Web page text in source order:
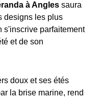
à Angles saura
designs les plus
s'inscrive parfaitement
et de son
doux et ses étés
la brise marine, rend